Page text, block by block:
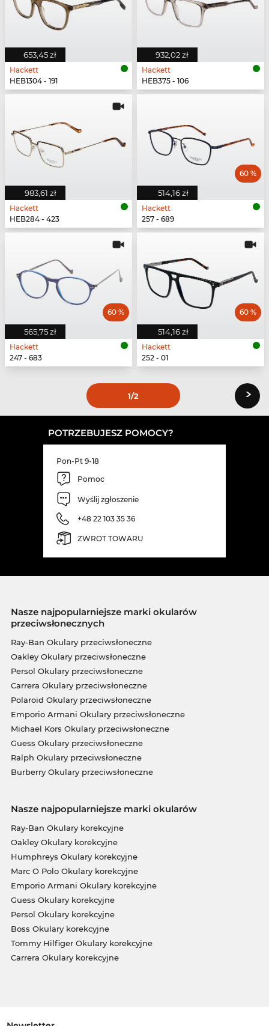
653,45 zł
Hackett
HEB1304 - 191
932,02 zł
Hackett
HEB375 - 106
983,61 zł
Hackett
HEB284 - 423
514,16 zł
60 %
Hackett
257 - 689
565,75 zł
60 %
Hackett
247 - 683
514,16 zł
60 %
Hackett
252 - 01
1/2 ›
POTRZEBUJESZ POMOCY?
Pon-Pt 9-18
Pomoc
Wyślij zgłoszenie
+48 22 103 35 36
ZWROT TOWARU
Nasze najpopularniejsze marki okularów
przeciwsłonecznych
Ray-Ban Okulary przeciwsłoneczne
Oakley Okulary przeciwsłoneczne
Persol Okulary przeciwsłoneczne
Carrera Okulary przeciwsłoneczne
Polaroid Okulary przeciwsłoneczne
Emporio Armani Okulary przeciwsłoneczne
Michael Kors Okulary przeciwsłoneczne
Guess Okulary przeciwsłoneczne
Ralph Okulary przeciwsłoneczne
Burberry Okulary przeciwsłoneczne
Nasze najpopularniejsze marki okularów
Ray-Ban Okulary korekcyjne
Oakley Okulary korekcyjne
Humphreys Okulary korekcyjne
Marc O Polo Okulary korekcyjne
Emporio Armani Okulary korekcyjne
Guess Okulary korekcyjne
Persol Okulary korekcyjne
Boss Okulary korekcyjne
Tommy Hilfiger Okulary korekcyjne
Carrera Okulary korekcyjne